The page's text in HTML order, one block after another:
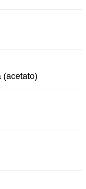
(acetato)